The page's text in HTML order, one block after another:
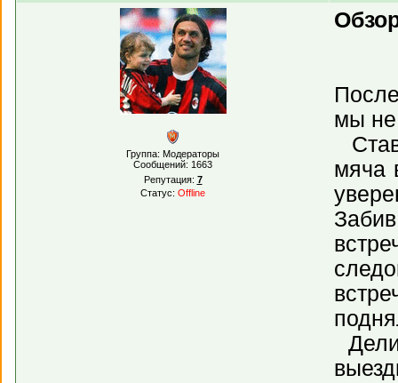
Группа: Модераторы
Сообщений: 1663
Репутация: 7
Статус: Offline
мы не
мяча